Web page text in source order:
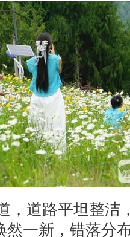
，道路平坦整洁
然一新，错落分